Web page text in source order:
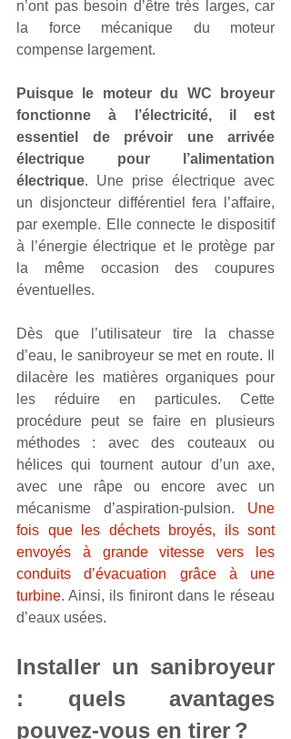
n’ont pas besoin d’être très larges, car
la force mécanique du moteur
compense largement.
Puisque le moteur du WC broyeur
fonctionne à l’électricité, il est
essentiel de prévoir une arrivée
électrique pour l’alimentation
électrique. Une prise électrique avec
un disjoncteur différentiel fera l’affaire,
par exemple. Elle connecte le dispositif
à l’énergie électrique et le protège par
la même occasion des coupures
éventuelles.
Dès que l’utilisateur tire la chasse
d’eau, le sanibroyeur se met en route. Il
dilacère les matières organiques pour
les réduire en particules. Cette
procédure peut se faire en plusieurs
méthodes : avec des couteaux ou
hélices qui tournent autour d’un axe,
avec une râpe ou encore avec un
mécanisme d’aspiration-pulsion. Une
fois que les déchets broyés, ils sont
envoyés à grande vitesse vers les
conduits d’évacuation grâce à une
turbine. Ainsi, ils finiront dans le réseau
d’eaux usées.
Installer un sanibroyeur
: quels avantages
pouvez-vous en tirer ?